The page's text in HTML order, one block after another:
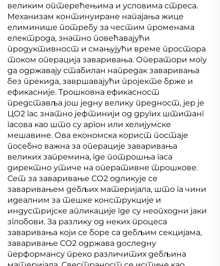
великим оптерећењима и условима стреса.
Механизам континуиране напајања жице
елиминише потребу за честим променама
електрода, знатно повећавајући
продуктивност и смањујући време простора
током операција заваривања. Оператори могу
да одржавају стабилан напредак заваривања
без прекида, завршавајући пројекте брже и
ефикасније. Трошковна ефикасност
представља још једну велику предност, јер је
ЦО2 гас знатно јефтинији од других штитанг
гасова као што су аргон или хелијумске
мешавине. Ова економска корист постаје
посебно важна за операције заваривања
великих запремина, где потрошња гаса
директно утиче на оперативне трошкове.
Сет за заваривање СО2 одликује се
заваривањем дебљих материјала, што га чини
идеалним за тешке конструкције и
индустријске апликације где су неопходни јаки
зглобови. За разлику од неких процеса
заваривања који се боре са дебљим секцијама,
заваривање СО2 одржава доследну
перформансу преко различитих дебљина